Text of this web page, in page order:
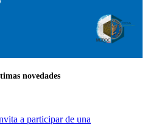
novedades